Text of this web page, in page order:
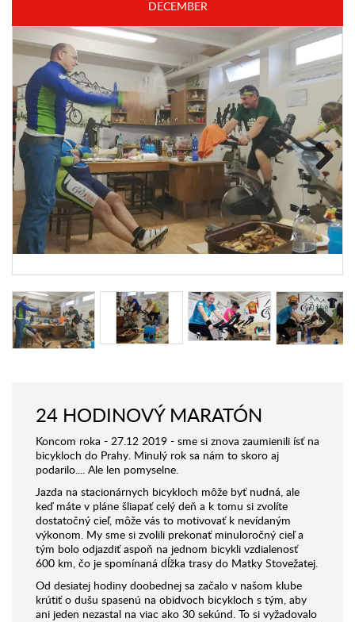
DECEMBER
Next
24 HODINOVÝ MARATÓN
Koncom roka - 27.12 2019 - sme si znova zaumienili ísť na
bicykloch do Prahy. Minulý rok sa nám to skoro aj
podarilo.... Ale len pomyselne.
Jazda na stacionárnych bicykloch môže byť nudná, ale
keď máte v pláne šliapať celý deň a k tomu si zvolíte
dostatočný cieľ, môže vás to motivovať k nevídaným
výkonom. My sme si zvolili prekonať minuloročný cieľ a
tým bolo odjazdiť aspoň na jednom bicykli vzdialenosť
600 km, čo je spomínaná dĺžka trasy do Matky Stovežatej.
Od desiatej hodiny doobednej sa začalo v našom klube
krútiť o dušu spasenú na obidvoch bicykloch s tým, aby
ani jeden nezastal na viac ako 30 sekúnd. To si vyžadovalo